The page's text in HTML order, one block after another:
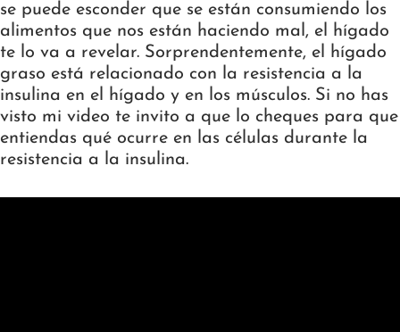
se puede esconder que se están consumiendo los
alimentos que nos están haciendo mal, el hígado
te lo va a revelar. Sorprendentemente, el hígado
graso está relacionado con la resistencia a la
insulina en el hígado y en los músculos. Si no has
visto mi video te invito a que lo cheques para que
entiendas qué ocurre en las células durante la
resistencia a la insulina.